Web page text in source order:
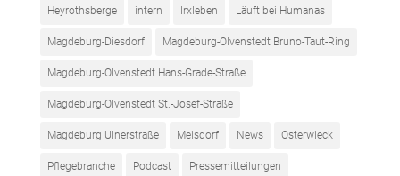
Heyrothsberge intern Irxleben Läuft bei Humanas
Magdeburg-Diesdorf Magdeburg-Olvenstedt Bruno-Taut-Ring
Magdeburg-Olvenstedt Hans-Grade-Straße
Magdeburg-Olvenstedt St.-Josef-Straße
Magdeburg Ulnerstraße Meisdorf News Osterwieck
Pflegebranche Podcast Pressemitteilungen